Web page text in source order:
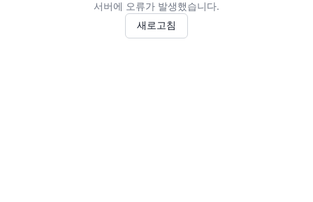
서버에 오류가 발생했습니다.
새로고침